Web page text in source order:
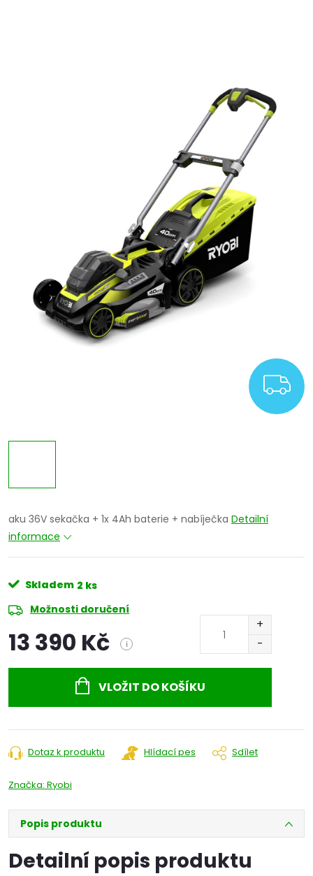
aku 36V sekačka + 1x 4Ah baterie + nabíječka Detailní
informace
Skladem 2 ks
Možnosti doručení
13 390 Kč i
VLOŽIT DO KOŠÍKU
Dotaz k produktu Hlídací pes Sdílet
Značka: Ryobi
Popis produktu
Detailní popis produktu